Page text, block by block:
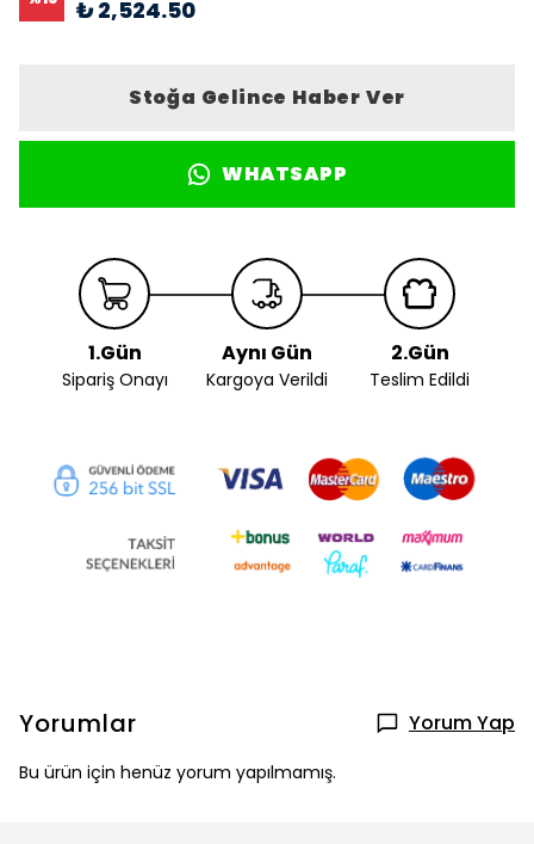
₺ 2,524.50
Stoğa Gelince Haber Ver
WHATSAPP
1.Gün
Sipariş Onayı
Aynı Gün
Kargoya Verildi
2.Gün
Teslim Edildi
Yorumlar Yorum Yap
Bu ürün için henüz yorum yapılmamış.